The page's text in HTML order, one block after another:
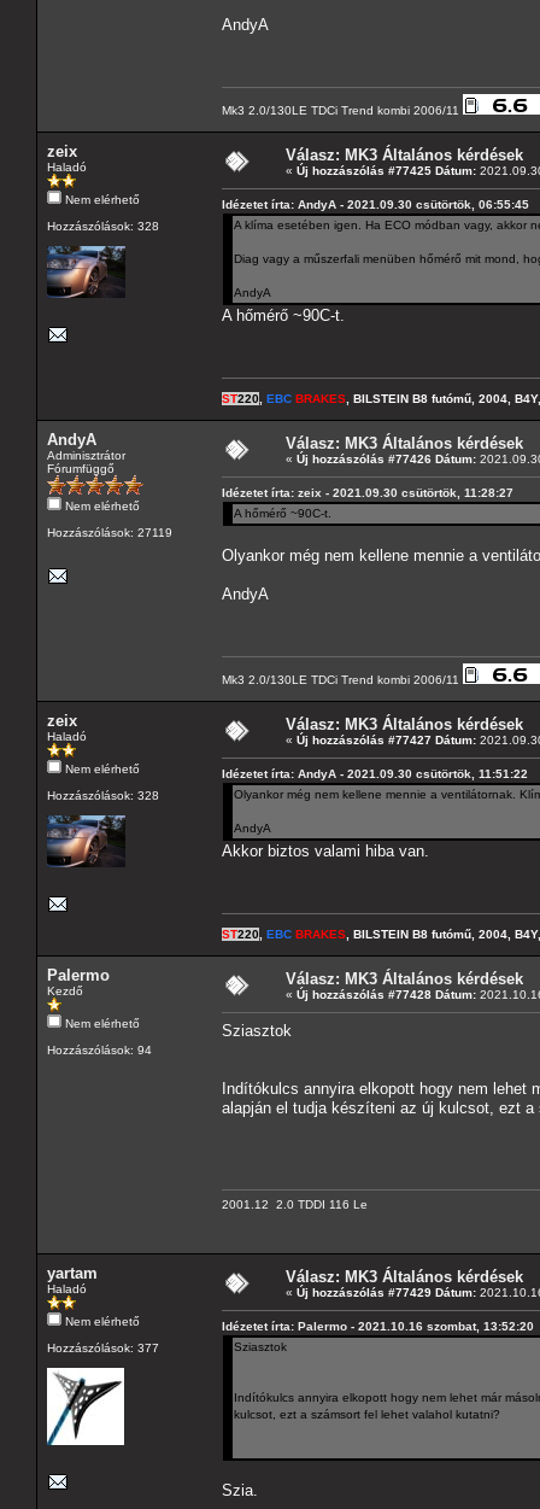
AndyA
Mk3 2.0/130LE TDCi Trend kombi 2006/11
zeix
Haladó
Nem elérhető
Hozzászólások: 328
Válasz: MK3 Általános kérdések
« Új hozzászólás #77425 Dátum:
Idézetet írta: AndyA - 2021.09.30 csütörtök, 06:55:45
A klíma esetében igen. Ha ECO módban vagy, akkor
Diag vagy a műszerfali menüben hőmérő mit mond,
AndyA
A hőmérő ~90C-t.
ST220 EBC BRAKES , BILSTEIN B8 futómű, 2004,
AndyA
Adminisztrátor
Fórumfüggő
Nem elérhető
Hozzászólások: 27119
Válasz: MK3 Általános kérdések
« Új hozzászólás #77426 Dátum:
Idézetet írta: zeix - 2021.09.30 csütörtök, 11:28:27
A hőmérő ~90C-t.
Olyankor még nem kellene mennie a
AndyA
Mk3 2.0/130LE TDCi Trend kombi 2006/11
zeix
Haladó
Nem elérhető
Hozzászólások: 328
Válasz: MK3 Általános kérdések
« Új hozzászólás #77427 Dátum:
Idézetet írta: AndyA - 2021.09.30 csütörtök, 11:51:22
Olyankor még nem kellene mennie a ventilátornak.
AndyA
Akkor biztos valami hiba van.
ST220 EBC BRAKES , BILSTEIN B8 futómű, 2004,
Palermo
Kezdő
Nem elérhető
Hozzászólások: 94
Válasz: MK3 Általános kérdések
« Új hozzászólás #77428 Dátum:
Sziasztok
Indítókulcs annyira elkopott hogy nem
alapján el tudja készíteni az új kulcsot, ezt
2001.12 2.0 TDDI 116 Le
yartam
Haladó
Nem elérhető
Hozzászólások: 377
Válasz: MK3 Általános kérdések
« Új hozzászólás #77429 Dátum:
Idézetet írta: Palermo - 2021.10.16 szombat, 13:52:20
Sziasztok
Indítókulcs annyira elkopott hogy nem lehet már
kulcsot, ezt a számsort fel lehet valahol kutatni?
Szia.